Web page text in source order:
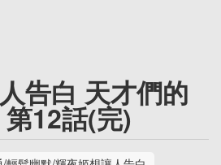
告白 天才們的
12話(完)